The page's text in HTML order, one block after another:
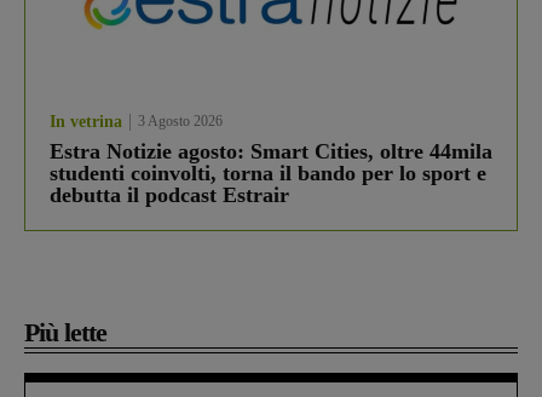
In vetrina 3 Agosto 2026
Estra Notizie agosto: Smart Cities, oltre 44mila
studenti coinvolti, torna il bando per lo sport e
debutta il podcast Estrair
Più lette